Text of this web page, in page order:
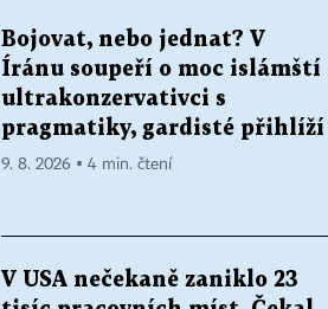
Bojovat, nebo jednat? V
Íránu soupeří o moc islámští
ultrakonzervativci s
pragmatiky, gardisté přihlíží
9. 8. 2026 ▪ 4 min. čtení
V USA nečekaně zaniklo 23